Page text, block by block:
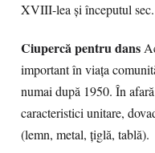
XVIII-lea și începutul
Ciupercă pentru dans
important în viața
numai după 1950. În
caracteristici unitare,
(lemn, metal, țiglă, tablă).